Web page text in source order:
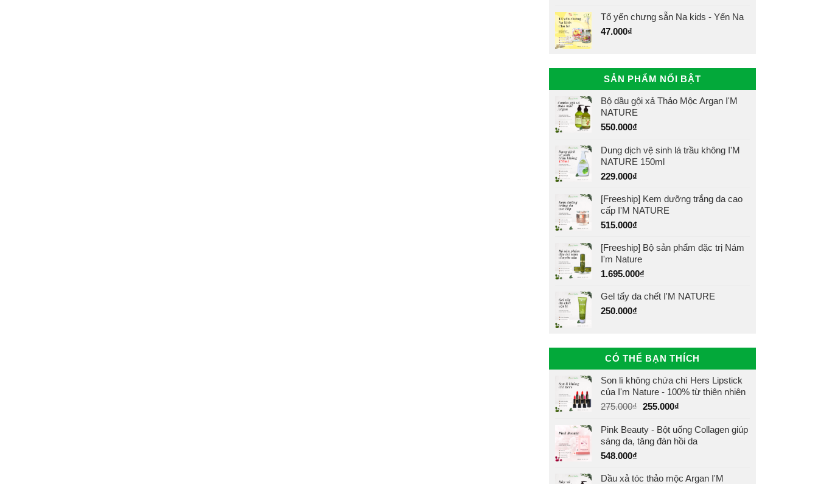
Tổ yến chưng sẵn Na kids - Yến Na
47.000₫
SẢN PHẨM NỔI BẬT
Bộ dầu gội xả Thảo Mộc Argan I'M
NATURE
550.000₫
Dung dịch vệ sinh lá trầu không I'M
NATURE 150ml
229.000₫
[Freeship] Kem dưỡng trắng da cao
cấp I'M NATURE
515.000₫
[Freeship] Bộ sản phẩm đặc trị Nám
I'm Nature
1.695.000₫
Gel tẩy da chết I'M NATURE
250.000₫
CÓ THỂ BẠN THÍCH
Son lì không chứa chì Hers Lipstick
của I'm Nature - 100% từ thiên nhiên
275.000₫ Giá
là:
275.000₫.
255.000₫Giá
tại
là:
Pink Beauty - Bột uống Collagen giúp
sáng da, tăng đàn hồi da
548.000₫
Dầu xả tóc thảo mộc Argan I'M